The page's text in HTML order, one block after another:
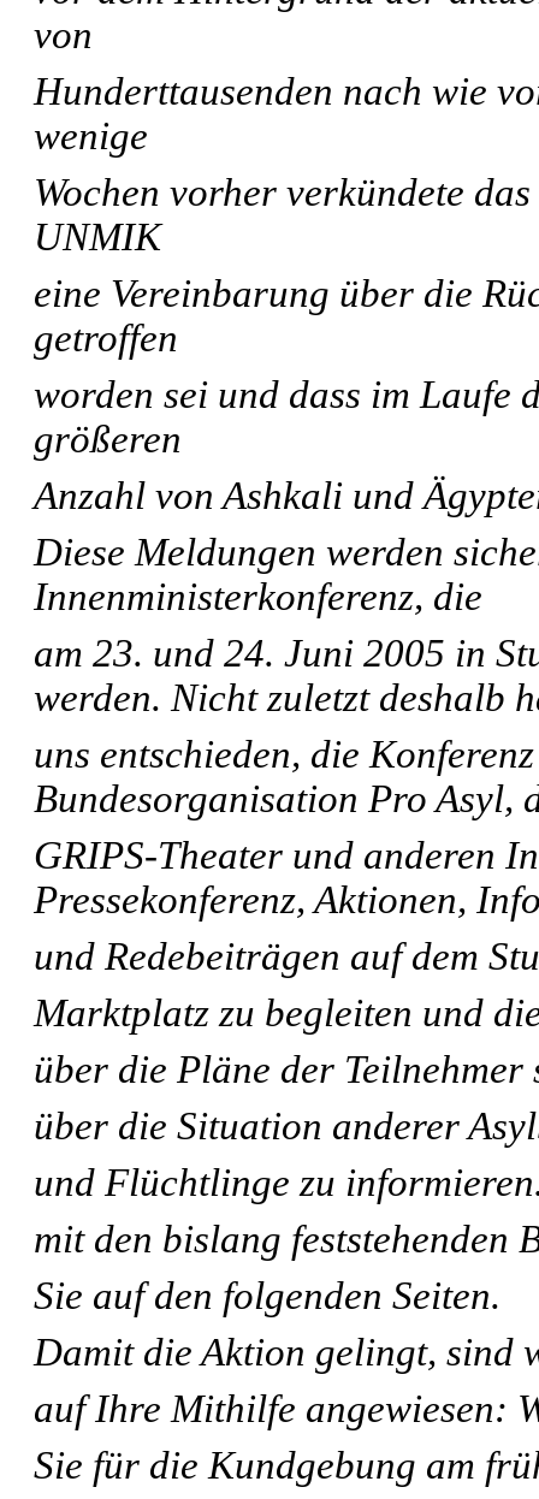
von
Hunderttausenden nach wie
wenige
Wochen vorher verkündete
UNMIK
eine Vereinbarung über die
getroffen
worden sei und dass im Laufe
größeren
Anzahl von Ashkali und
Diese Meldungen werden
Innenministerkonferenz, die
am 23. und 24. Juni 2005 in
werden. Nicht zuletzt deshalb
uns entschieden, die
Bundesorganisation Pro Asyl,
GRIPS-Theater und anderen
Pressekonferenz, Aktionen,
und Redebeiträgen auf dem
Marktplatz zu begleiten und
über die Pläne der Teilnehmer
über die Situation anderer
und Flüchtlinge zu
mit den bislang feststehenden
Sie auf den folgenden Seiten.
Damit die Aktion gelingt, sind
auf Ihre Mithilfe angewiesen:
Sie für die Kundgebung am